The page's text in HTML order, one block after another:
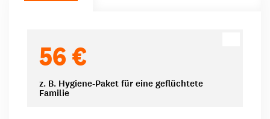
56 €
z. B. Hygiene-Paket für eine geflüchtete
Familie